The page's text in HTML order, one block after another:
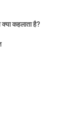
कहलाता है?